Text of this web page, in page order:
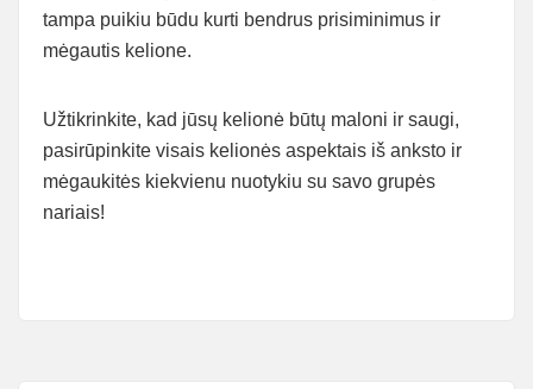
tampa puikiu būdu kurti bendrus prisiminimus ir
mėgautis kelione.
Užtikrinkite, kad jūsų kelionė būtų maloni ir saugi,
pasirūpinkite visais kelionės aspektais iš anksto ir
mėgaukitės kiekvienu nuotykiu su savo grupės
nariais!